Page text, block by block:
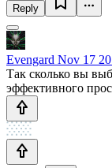
Reply
Evengard Nov 17
Так сколько вы
эффективного